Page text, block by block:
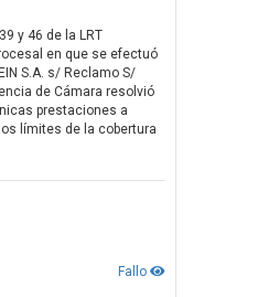
y 46 de la LRT
en que se efectuó
S.A. s/ Reclamo S/
de Cámara resolvió
prestaciones a
límites de la cobertura
Fallo